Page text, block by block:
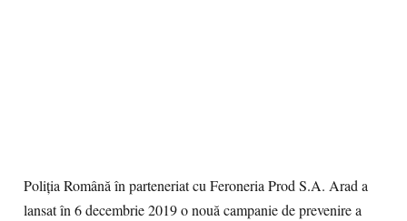
Poliția Română în parteneriat cu Feroneria Prod S.A. Arad a
lansat în 6 decembrie 2019 o nouă campanie de prevenire a